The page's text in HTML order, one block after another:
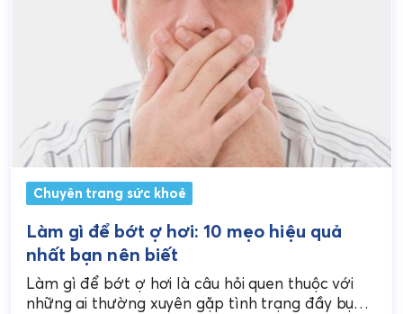
Chuyên trang sức khoẻ
Làm gì để bớt ợ hơi: 10 mẹo hiệu quả
nhất bạn nên biết
Làm gì để bớt ợ hơi là câu hỏi quen thuộc với
những ai thường xuyên gặp tình trạng đầy bụng,